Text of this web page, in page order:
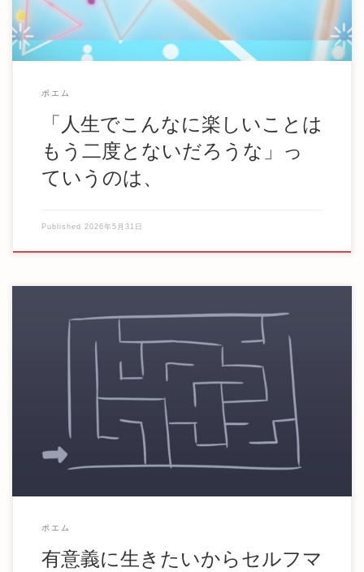
ポエム
「人生でこんなに楽しいことは
もう二度とないだろうな」っ
ていうのは、
Published 2026年5月31日
身体が全く動かない 有意義に生きようとかじゃない こんな
に叫んでいるのに どうせ誰も助けることができ […]
ポエム
有意義に生きたいからセルフマ